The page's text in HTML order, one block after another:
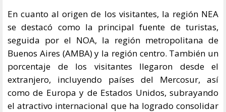
En cuanto al origen de los visitantes, la región NEA
se destacó como la principal fuente de turistas,
seguida por el NOA, la región metropolitana de
Buenos Aires (AMBA) y la región centro. También un
porcentaje de los visitantes llegaron desde el
extranjero, incluyendo países del Mercosur, así
como de Europa y de Estados Unidos, subrayando
el atractivo internacional que ha logrado consolidar